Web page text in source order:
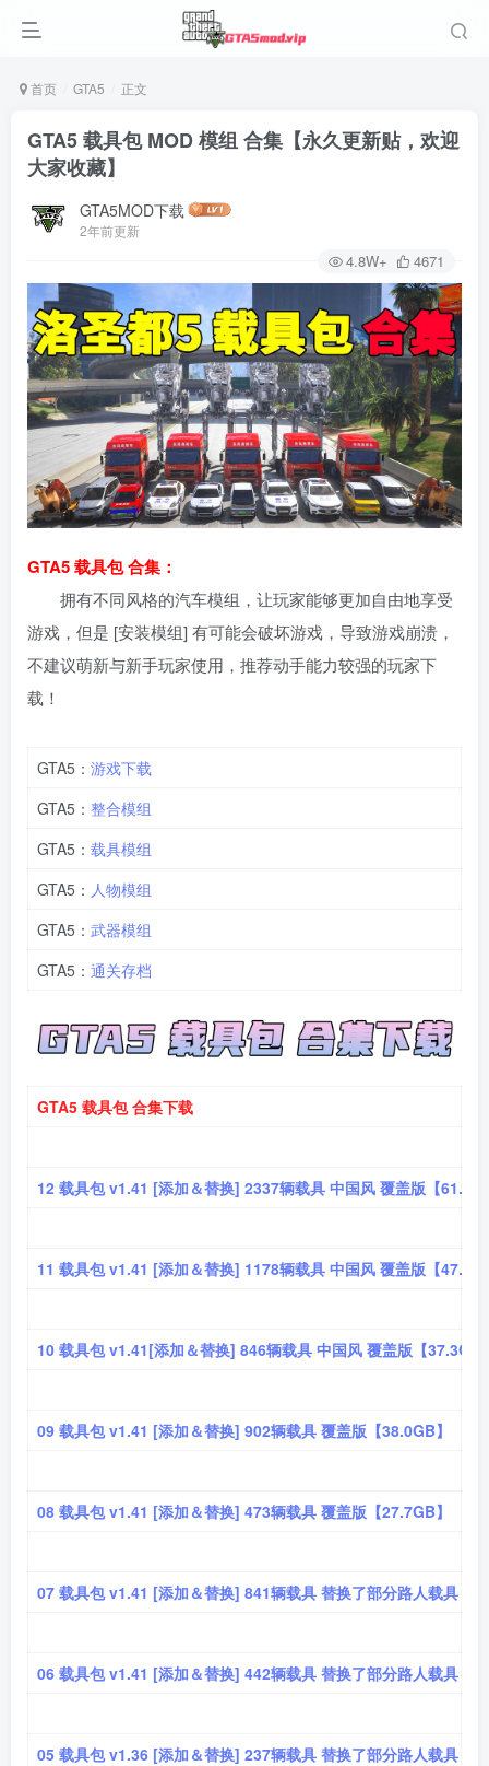
首页 GTA5 正文
GTA5 载具包 MOD 模组 合集【永久更新贴，欢迎
大家收藏】
GTA5MOD下载
2年前更新
4.8W+ 4671
GTA5 载具包 合集：
拥有不同风格的汽车模组，让玩家能够更加自由地享受
游戏，但是 [安装模组] 有可能会破坏游戏，导致游戏崩溃，
不建议萌新与新手玩家使用，推荐动手能力较强的玩家下
载！
GTA5： 游戏下载
GTA5： 整合模组
GTA5： 载具模组
GTA5： 人物模组
GTA5： 武器模组
GTA5： 通关存档
GTA5 载具包 合集下载
12 载具包 v1.41 [添加＆替换] 2337辆载具 中国风 覆盖版【
11 载具包 v1.41 [添加＆替换] 1178辆载具 中国风 覆盖版【
10 载具包 v1.41[添加＆替换] 846辆载具 中国风 覆盖版【37.3GB
09 载具包 v1.41 [添加＆替换] 902辆载具 覆盖版【38.0GB】
08 载具包 v1.41 [添加＆替换] 473辆载具 覆盖版【27.7GB】
07 载具包 v1.41 [添加＆替换] 841辆载具 替换了部分路人载具 覆
06 载具包 v1.41 [添加＆替换] 442辆载具 替换了部分路人载具 覆
05 载具包 v1.36 [添加＆替换] 237辆载具 替换了部分路人载具 覆